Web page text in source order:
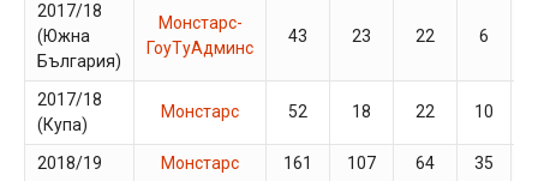
2017/18
(Южна
България)
Монстарс-
ГоуТуАдминс
43 23 22 6
2017/18
(Купа)
Монстарс 52 18 22 10
2018/19 Монстарс 161 107 64 35